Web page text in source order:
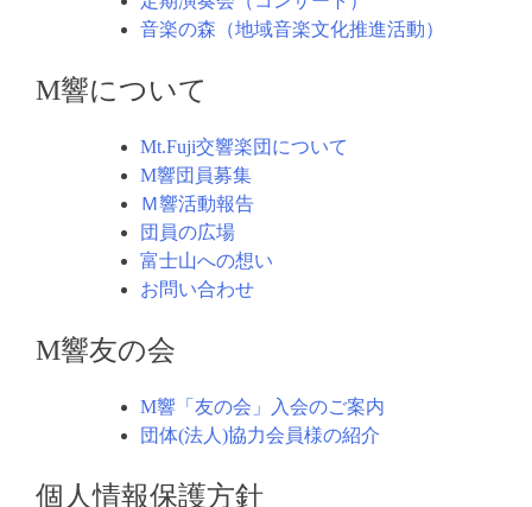
音楽の森（地域音楽文化推進活動）
M響について
Mt.Fuji交響楽団について
M響団員募集
Ｍ響活動報告
団員の広場
富士山への想い
お問い合わせ
M響友の会
M響「友の会」入会のご案内
団体(法人)協力会員様の紹介
個人情報保護方針